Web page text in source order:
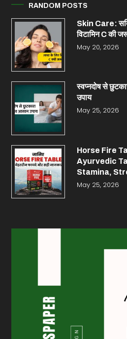
RANDOM POSTS
Skin Care:
विटामिन C की
May 20, 2026
स्वप्नदोष से
उपाय
May 25, 2026
Horse Fire
Ayurvedic
Stamina,
May 25, 2026